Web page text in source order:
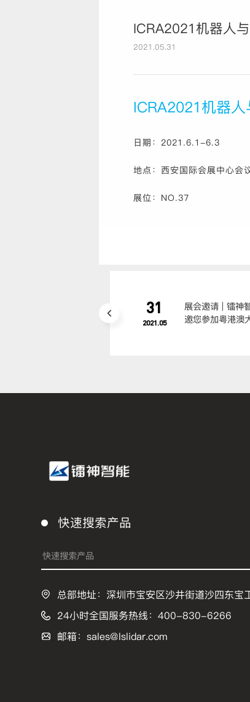
ICRA2021机器人
2021.05.31
ICRA2021机器
日期：2021.6.1-6.3
地点：西安国际会展中心会
展位：NO.37
31
2021.05
展会邀请 | 镭神
邀您参加粤港澳
快速搜索产品
总部地址：深圳市宝安区沙井街道沙四东宝
24小时全国服务热线：400-830-6266
邮箱：sales@lslidar.com